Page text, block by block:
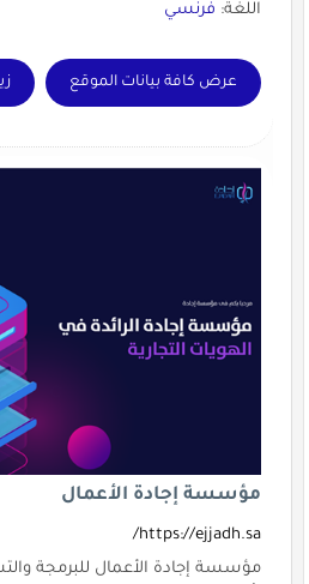
اللغة: فرنسي
عرض كافة بيانات الموقع
مؤسسة إجادة الأعمال
https://ejjadh.sa/
مؤسسة إجادة الأعمال للبرمجة